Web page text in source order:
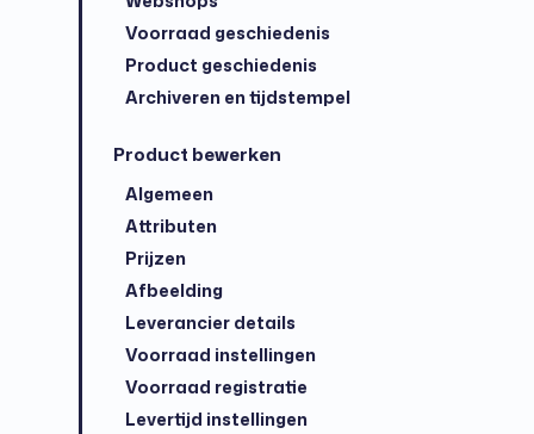
Voorraad geschiedenis
Product geschiedenis
Archiveren en tijdstempel
Product bewerken
Algemeen
Attributen
Prijzen
Afbeelding
Leverancier details
Voorraad instellingen
Voorraad registratie
Levertijd instellingen